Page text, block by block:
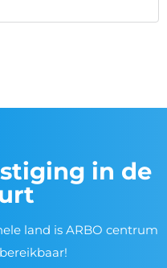
in de
land is ARBO centrum